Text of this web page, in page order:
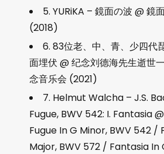
5. YURiKA – 鏡面の波 @ 鏡
(2018)
6. 83位老、中、青、少四代
面埋伏 @ 纪念刘德海先生逝世
念音乐会 (2021)
7. Helmut Walcha – J.S.
Fugue, BWV 542: I. Fantasia
Fugue In G Minor, BWV 542 /
Major, BWV 572 / Fantasia In